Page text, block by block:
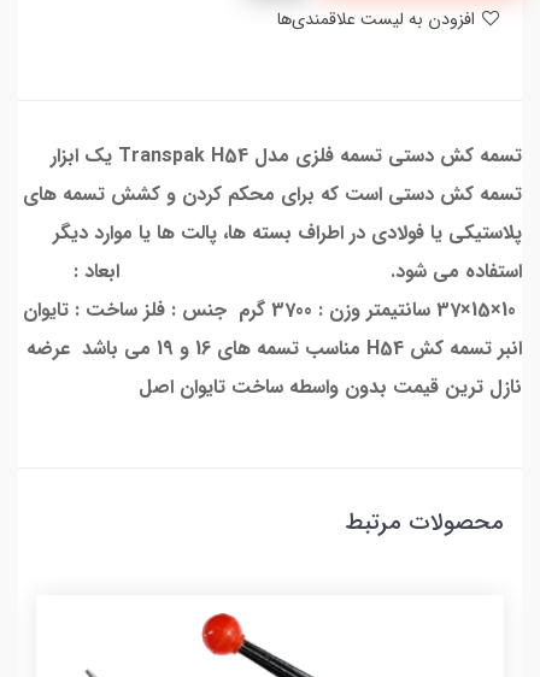
تسمه کش دستی تسمه فلزی مدل Transpak H54 یک ابزار
تسمه کش دستی است که برای محکم کردن و کشش تسمه های
پلاستیکی یا فولادی در اطراف بسته ها، پالت ها یا موارد دیگر
استفاده می شود. ابعاد :
10×15×37 سانتیمتر وزن : 3700 گرم جنس : فلز ساخت : تایوان
انبر تسمه کش H54 مناسب تسمه های 16 و 19 می باشد عرضه
نازل ترین قیمت بدون واسطه ساخت تایوان اصل
محصولات مرتبط